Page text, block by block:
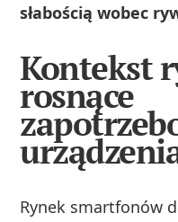
słabością wobec
Kontekst
rosnące
Rynek smartfonów